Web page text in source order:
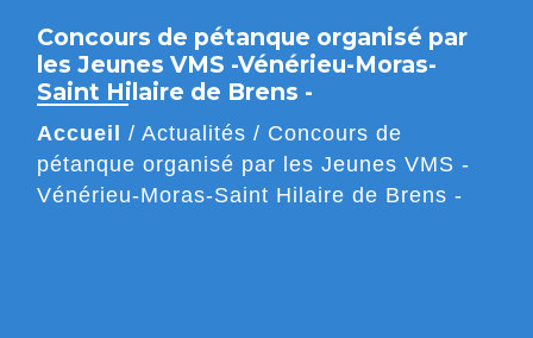
Concours de pétanque organisé par
les Jeunes VMS -Vénérieu-Moras-
Saint Hilaire de Brens -
Accueil / Actualités / Concours de
pétanque organisé par les Jeunes VMS -
Vénérieu-Moras-Saint Hilaire de Brens -